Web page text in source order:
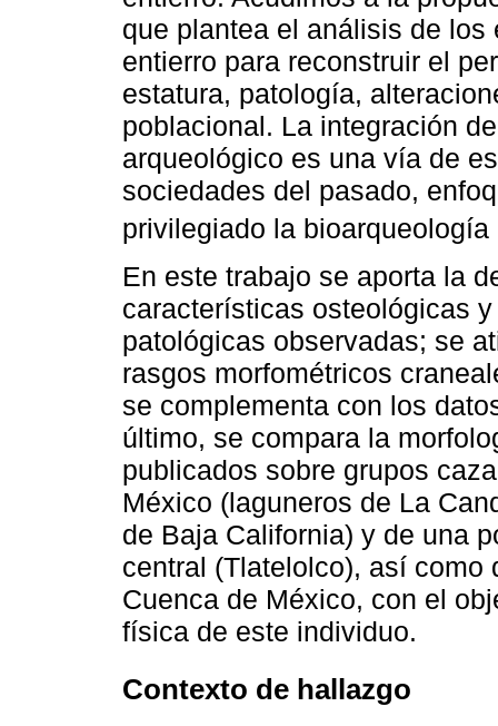
que plantea el análisis de
entierro para reconstruir el
estatura, patología,
poblacional. La integración
arqueológico es una vía de
sociedades del pasado,
privilegiado la bioarqueología
En este trabajo se aporta la
características osteológicas
patológicas observadas; se
rasgos morfométricos
se complementa con los
último, se compara la
publicados sobre grupos
México (laguneros de La
de Baja California) y de una
central (Tlatelolco), así como
Cuenca de México, con el
física de este individuo.
Contexto de hallazgo